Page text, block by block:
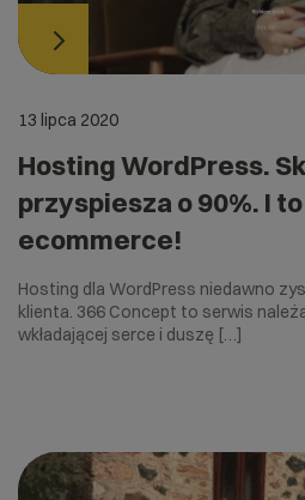
13 lipca 2020
Hosting WordPress.
przyspiesza o 90%. I
ecommerce!
Hosting dla WordPress niedawno
klienta. 366 Concept to serwis
wkładającej serce i duszę […]